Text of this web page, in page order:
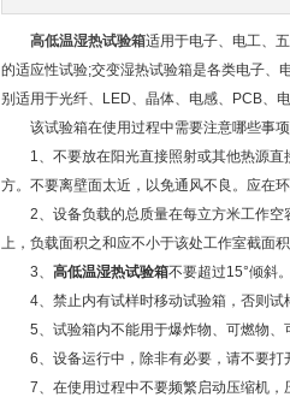
高低温湿热试验箱适用于电子、电工、
的适应性试验;交变湿热试验箱是各类电子、
别适用于光纤、LED、晶体、电感、PCB、
该试验箱在使用过程中需要注意哪些事项
1、不要放在阳光直接照射或其他热源直
方。不要离壁面太近，以免通风不良。应在
2、设备负载的总质量在每立方米工作空
上，负载面积之和应不小于该处工作室截面
3、 高低温湿热试验箱不要超过15°倾斜。
4、禁止内有试样时移动试验箱，否则试
5、试验箱内不能用于爆炸物、可燃物、
6、设备运行中，除非有必要，请不要打
7、在使用过程中不要频繁启动压缩机，